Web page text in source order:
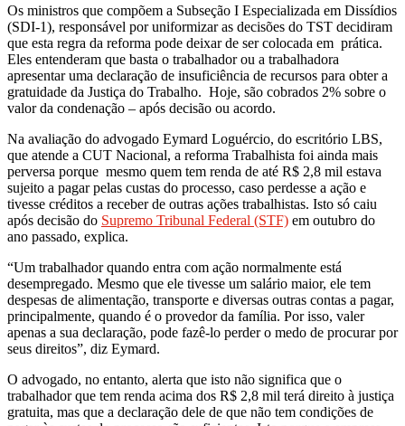
Os ministros que compõem a Subseção I Especializada em Dissídios
(SDI-1), responsável por uniformizar as decisões do TST decidiram
que esta regra da reforma pode deixar de ser colocada em prática.
Eles entenderam que basta o trabalhador ou a trabalhadora
apresentar uma declaração de insuficiência de recursos para obter a
gratuidade da Justiça do Trabalho. Hoje, são cobrados 2% sobre o
valor da condenação – após decisão ou acordo.
Na avaliação do advogado Eymard Loguércio, do escritório LBS,
que atende a CUT Nacional, a reforma Trabalhista foi ainda mais
perversa porque mesmo quem tem renda de até R$ 2,8 mil estava
sujeito a pagar pelas custas do processo, caso perdesse a ação e
tivesse créditos a receber de outras ações trabalhistas. Isto só caiu
após decisão do Supremo Tribunal Federal (STF) em outubro do
ano passado, explica.
“Um trabalhador quando entra com ação normalmente está
desempregado. Mesmo que ele tivesse um salário maior, ele tem
despesas de alimentação, transporte e diversas outras contas a pagar,
principalmente, quando é o provedor da família. Por isso, valer
apenas a sua declaração, pode fazê-lo perder o medo de procurar por
seus direitos”, diz Eymard.
O advogado, no entanto, alerta que isto não significa que o
trabalhador que tem renda acima dos R$ 2,8 mil terá direito à justiça
gratuita, mas que a declaração dele de que não tem condições de